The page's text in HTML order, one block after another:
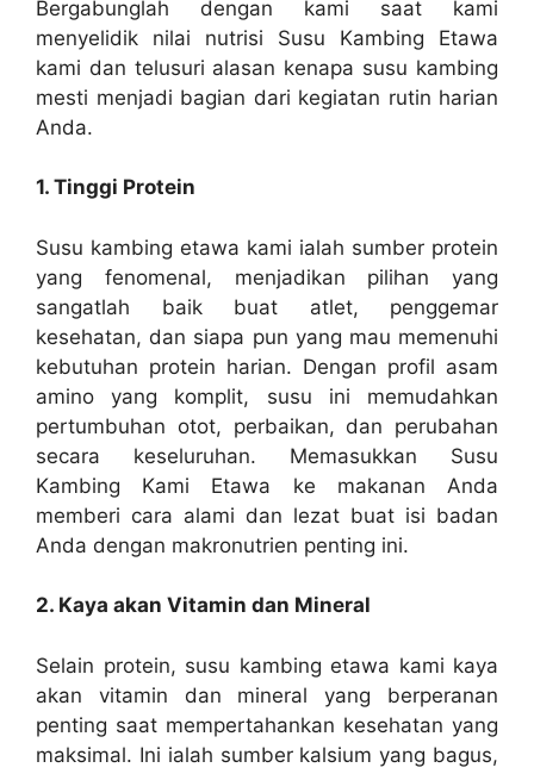
Bergabunglah dengan kami saat kami
menyelidik nilai nutrisi Susu Kambing Etawa
kami dan telusuri alasan kenapa susu kambing
mesti menjadi bagian dari kegiatan rutin harian
Anda.
1. Tinggi Protein
Susu kambing etawa kami ialah sumber protein
yang fenomenal, menjadikan pilihan yang
sangatlah baik buat atlet, penggemar
kesehatan, dan siapa pun yang mau memenuhi
kebutuhan protein harian. Dengan profil asam
amino yang komplit, susu ini memudahkan
pertumbuhan otot, perbaikan, dan perubahan
secara keseluruhan. Memasukkan Susu
Kambing Kami Etawa ke makanan Anda
memberi cara alami dan lezat buat isi badan
Anda dengan makronutrien penting ini.
2. Kaya akan Vitamin dan Mineral
Selain protein, susu kambing etawa kami kaya
akan vitamin dan mineral yang berperanan
penting saat mempertahankan kesehatan yang
maksimal. Ini ialah sumber kalsium yang bagus,